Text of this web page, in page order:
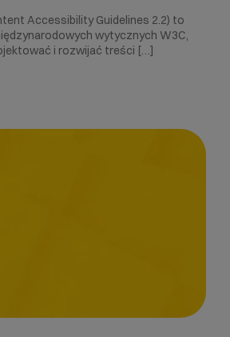
Accessibility Guidelines 2.2) to
wytycznych W3C,
i rozwijać treści […]